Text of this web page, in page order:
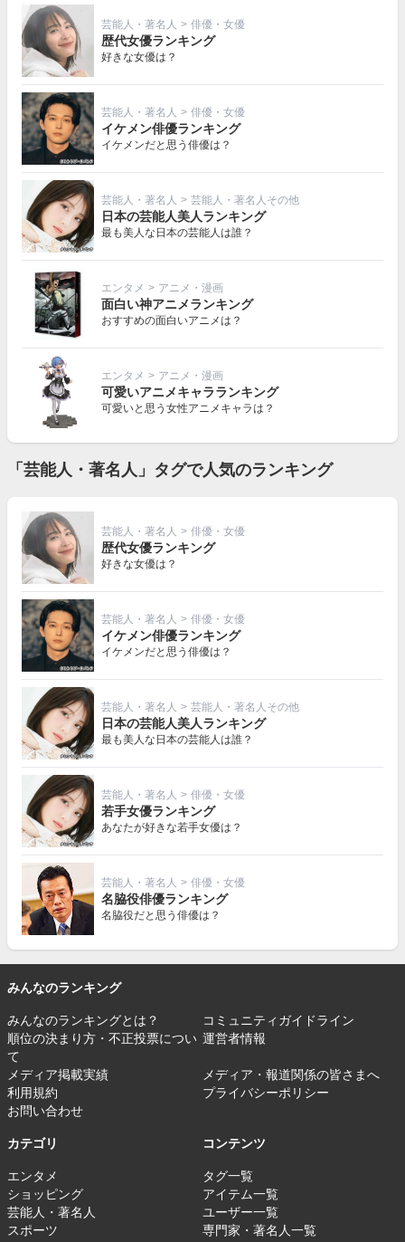
芸能人・著名人 > 俳優・女優
歴代女優ランキング
好きな女優は？
芸能人・著名人 > 俳優・女優
イケメン俳優ランキング
イケメンだと思う俳優は？
芸能人・著名人 > 芸能人・著名人その他
日本の芸能人美人ランキング
最も美人な日本の芸能人は誰？
エンタメ > アニメ・漫画
面白い神アニメランキング
おすすめの面白いアニメは？
エンタメ > アニメ・漫画
可愛いアニメキャラランキング
可愛いと思う女性アニメキャラは？
「芸能人・著名人」タグで人気のランキング
芸能人・著名人 > 俳優・女優
歴代女優ランキング
好きな女優は？
芸能人・著名人 > 俳優・女優
イケメン俳優ランキング
イケメンだと思う俳優は？
芸能人・著名人 > 芸能人・著名人その他
日本の芸能人美人ランキング
最も美人な日本の芸能人は誰？
芸能人・著名人 > 俳優・女優
若手女優ランキング
あなたが好きな若手女優は？
芸能人・著名人 > 俳優・女優
名脇役俳優ランキング
名脇役だと思う俳優は？
みんなのランキング
みんなのランキングとは？
コミュニティガイドライン
順位の決まり方・不正投票につい
て
運営者情報
メディア掲載実績
メディア・報道関係の皆さまへ
利用規約
プライバシーポリシー
お問い合わせ
カテゴリ
エンタメ
ショッピング
芸能人・著名人
スポーツ
コンテンツ
タグ一覧
アイテム一覧
ユーザー一覧
専門家・著名人一覧